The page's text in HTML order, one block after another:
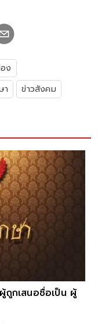
ง
า ข่าวสังคม
กเสนอชื่อเป็น ผู้